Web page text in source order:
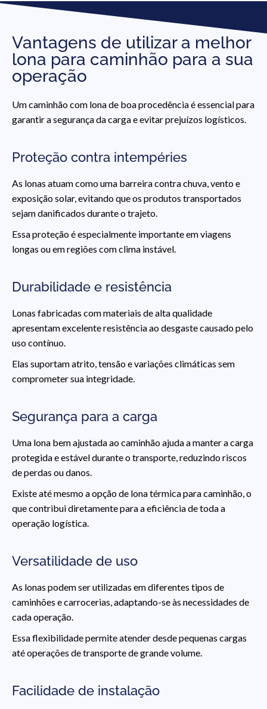
Vantagens de utilizar a melhor
lona para caminhão para a sua
operação
Um caminhão com lona de boa procedência é essencial para
garantir a segurança da carga e evitar prejuízos logísticos.
Proteção contra intempéries
As lonas atuam como uma barreira contra chuva, vento e
exposição solar, evitando que os produtos transportados
sejam danificados durante o trajeto.
Essa proteção é especialmente importante em viagens
longas ou em regiões com clima instável.
Durabilidade e resistência
Lonas fabricadas com materiais de alta qualidade
apresentam excelente resistência ao desgaste causado pelo
uso contínuo.
Elas suportam atrito, tensão e variações climáticas sem
comprometer sua integridade.
Segurança para a carga
Uma lona bem ajustada ao caminhão ajuda a manter a carga
protegida e estável durante o transporte, reduzindo riscos
de perdas ou danos.
Existe até mesmo a opção de lona térmica para caminhão, o
que contribui diretamente para a eficiência de toda a
operação logística.
Versatilidade de uso
As lonas podem ser utilizadas em diferentes tipos de
caminhões e carrocerias, adaptando-se às necessidades de
cada operação.
Essa flexibilidade permite atender desde pequenas cargas
até operações de transporte de grande volume.
Facilidade de instalação